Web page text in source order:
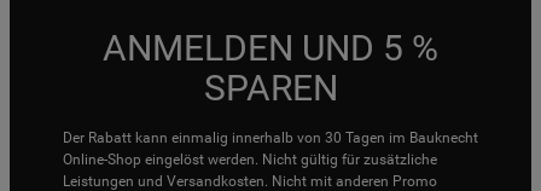
ANMELDEN UND 5 %
SPAREN
Der Rabatt kann einmalig innerhalb von 30 Tagen im Bauknecht
Online-Shop eingelöst werden. Nicht gültig für zusätzliche
Leistungen und Versandkosten. Nicht mit anderen Promo